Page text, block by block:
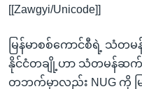
နေရာ
သို့
ကျော်
[[Zawgyi/Unicode]]
မြန်မာစစ်ကောင်စီရဲ့ သံတမ
နိုင်ငံတချို့ဟာ သံတမန်ဆက်
တဘက်မှာလည်း NUG ကို မ